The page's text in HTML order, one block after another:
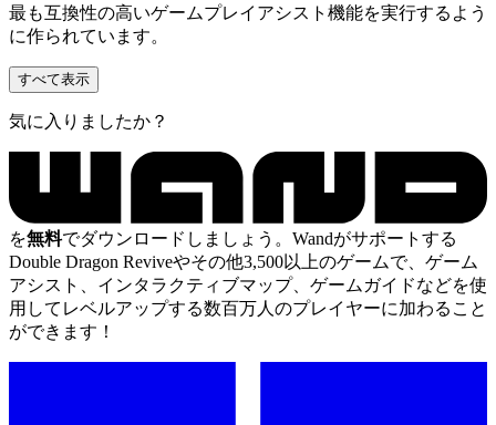
最も互換性の高いゲームプレイアシスト機能を実行するよう
に作られています。
すべて表示
気に入りましたか？
を無料でダウンロードしましょう。Wandがサポートする
Double Dragon Reviveやその他3,500以上のゲームで、ゲーム
アシスト、インタラクティブマップ、ゲームガイドなどを使
用してレベルアップする数百万人のプレイヤーに加わること
ができます！